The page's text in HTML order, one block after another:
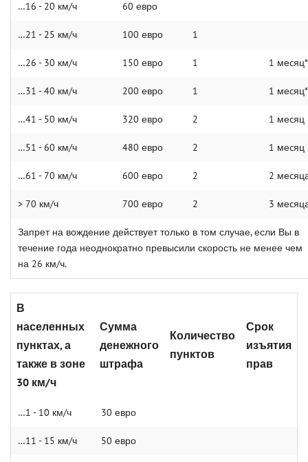
…16 - 20 км/ч 60 евро
…21 - 25 км/ч 100 евро 1
…26 - 30 км/ч 150 евро 1 1 меcяц*
…31 - 40 км/ч 200 евро 1 1 меcяц*
…41 - 50 км/ч 320 евро 2 1 меcяц
…51 - 60 км/ч 480 евро 2 1 меcяц
…61 - 70 км/ч 600 евро 2 2
> 70 км/ч 700 евро 2 3
Запрет на вождение действует только в том случае, если Вы в
течение года неоднократно превысили скорость не менее чем
на 26 км/ч.
В
населенных
пунктах, а
также в зоне
30 км/ч
Сумма
денежного
штрафа
Количество
пунктов
Срок
изъятия
прав
…1 - 10 км/ч 30 евро
…11 - 15 км/ч 50 евро